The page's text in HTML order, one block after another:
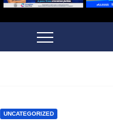
UNCATEGORIZED